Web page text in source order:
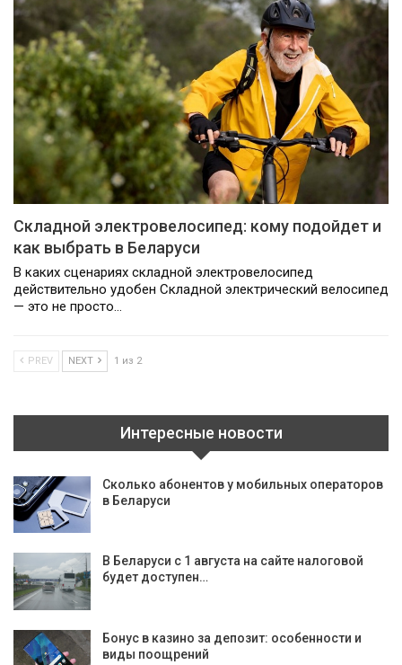
Складной электровелосипед: кому подойдет и
как выбрать в Беларуси
В каких сценариях складной электровелосипед
действительно удобен Складной электрический велосипед
— это не просто…
PREV NEXT 1 из 2
Интересные новости
Сколько абонентов у мобильных операторов
в Беларуси
В Беларуси с 1 августа на сайте налоговой
будет доступен…
Бонус в казино за депозит: особенности и
виды поощрений